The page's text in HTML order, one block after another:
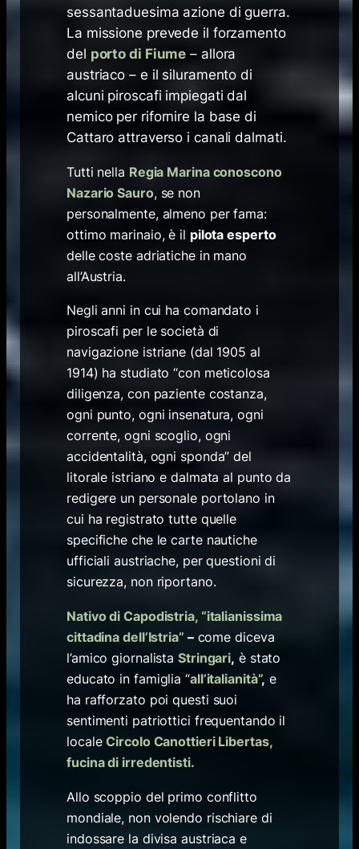
sessantaduesima azione di guerra.
La missione prevede il forzamento
del porto di Fiume – allora
austriaco – e il siluramento di
alcuni piroscafi impiegati dal
nemico per rifornire la base di
Cattaro attraverso i canali dalmati.
Tutti nella Regia Marina conoscono
Nazario Sauro, se non
personalmente, almeno per fama:
ottimo marinaio, è il pilota esperto
delle coste adriatiche in mano
all’Austria.
Negli anni in cui ha comandato i
piroscafi per le società di
navigazione istriane (dal 1905 al
1914) ha studiato “con meticolosa
diligenza, con paziente costanza,
ogni punto, ogni insenatura, ogni
corrente, ogni scoglio, ogni
accidentalità, ogni sponda” del
litorale istriano e dalmata al punto da
redigere un personale portolano in
cui ha registrato tutte quelle
specifiche che le carte nautiche
ufficiali austriache, per questioni di
sicurezza, non riportano.
Nativo di Capodistria, “italianissima
cittadina dell’Istria” –come diceva
l’amico giornalistaStringari, è stato
educato in famiglia “all’italianità”, e
ha rafforzato poi questi suoi
sentimenti patriottici frequentando il
localeCircolo Canottieri Libertas,
fucina di irredentisti.
Allo scoppio del primo conflitto
mondiale, non volendo rischiare di
indossare la divisa austriaca e